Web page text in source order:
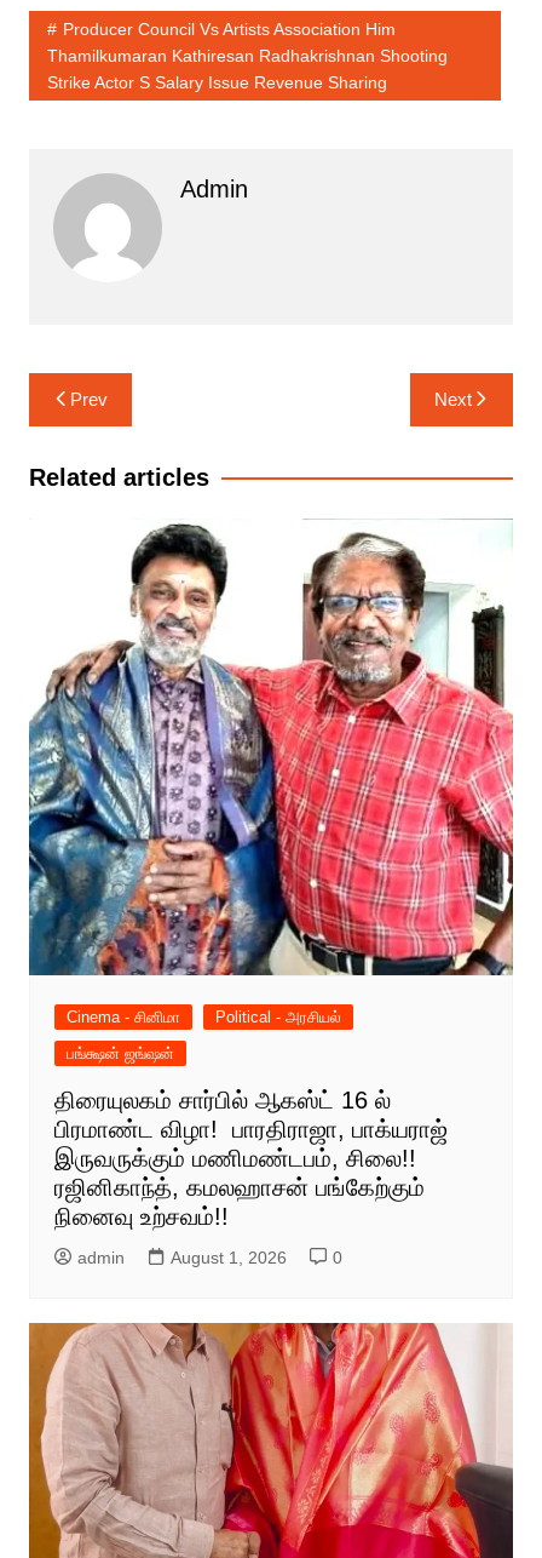
at
s
A
p
c
e
b
o
k
itt
er
ai
l
k
e
dI
s
s
e
ar
e
Producer Council Vs Artists Association Him
Thamilkumaran Kathiresan Radhakrishnan Shooting
Strike Actor S Salary Issue Revenue Sharing
Admin
Post
navigation
Prev Next
Related articles
Cinema - சினிமா
Political - அரசியல்
பங்க்ஷன் ஜங்ஷன்
திரையுலகம் சார்பில் ஆகஸ்ட் 16 ல்
பிரமாண்ட விழா! பாரதிராஜா, பாக்யராஜ்
இருவருக்கும் மணிமண்டபம், சிலை!!
ரஜினிகாந்த், கமலஹாசன் பங்கேற்கும்
நினைவு உற்சவம்!!
admin August 1, 2026 0